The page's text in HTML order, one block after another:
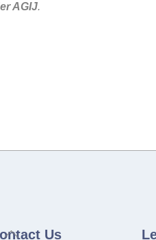
AGIJ.
Back
Us